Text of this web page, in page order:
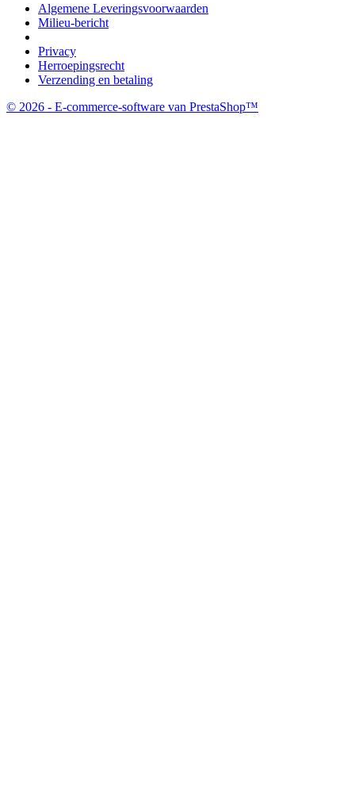
Algemene Leveringsvoorwaarden
Milieu-bericht
Privacy
Herroepingsrecht
Verzending en betaling
© 2026 - E-commerce-software van PrestaShop™